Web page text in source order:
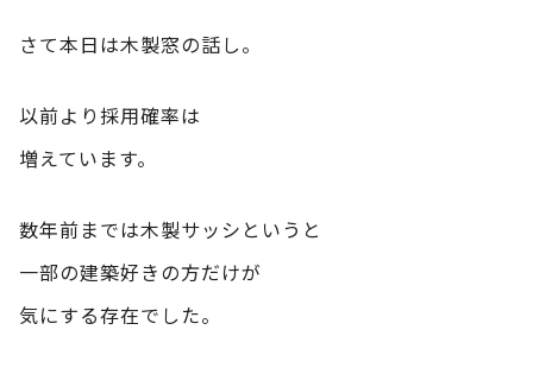
さて本日は木製窓の話し。
以前より採用確率は
増えています。
数年前までは木製サッシというと
一部の建築好きの方だけが
気にする存在でした。